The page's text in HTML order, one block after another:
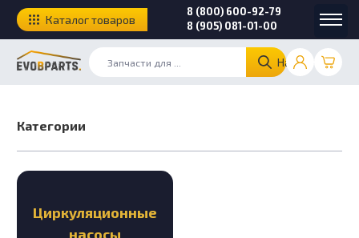
Найти
8 (800) 600-92-79
8 (905) 081-01-00
Каталог товаров
Категории
Циркуляционные
насосы